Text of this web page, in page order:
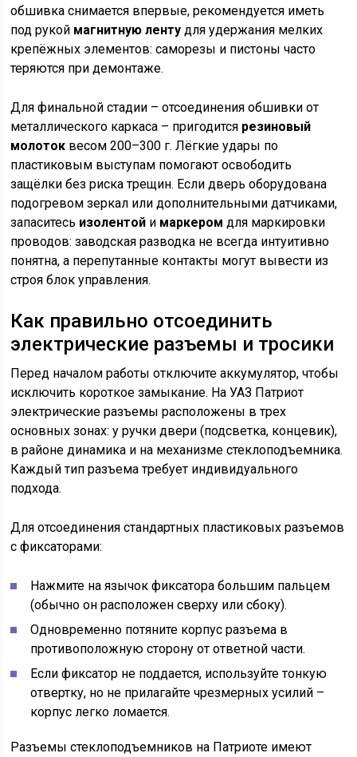
обшивка снимается впервые, рекомендуется иметь
под рукой магнитную ленту для удержания мелких
крепёжных элементов: саморезы и пистоны часто
теряются при демонтаже.
Для финальной стадии – отсоединения обшивки от
металлического каркаса – пригодится резиновый
молоток весом 200–300 г. Лёгкие удары по
пластиковым выступам помогают освободить
защёлки без риска трещин. Если дверь оборудована
подогревом зеркал или дополнительными датчиками,
запаситесь изолентой и маркером для маркировки
проводов: заводская разводка не всегда интуитивно
понятна, а перепутанные контакты могут вывести из
строя блок управления.
Как правильно отсоединить
электрические разъемы и тросики
Перед началом работы отключите аккумулятор, чтобы
исключить короткое замыкание. На УАЗ Патриот
электрические разъемы расположены в трех
основных зонах: у ручки двери (подсветка, концевик),
в районе динамика и на механизме стеклоподъемника.
Каждый тип разъема требует индивидуального
подхода.
Для отсоединения стандартных пластиковых разъемов
с фиксаторами:
Нажмите на язычок фиксатора большим пальцем
(обычно он расположен сверху или сбоку).
Одновременно потяните корпус разъема в
противоположную сторону от ответной части.
Если фиксатор не поддается, используйте тонкую
отвертку, но не прилагайте чрезмерных усилий –
корпус легко ломается.
Разъемы стеклоподъемников на Патриоте имеют